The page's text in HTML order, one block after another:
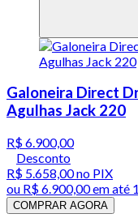
Galoneira Direct
Agulhas Jack 220
R$ 6.900,00
Desconto
R$ 5.658,00no PIX
ou R$ 6.900,00em até
COMPRAR AGORA